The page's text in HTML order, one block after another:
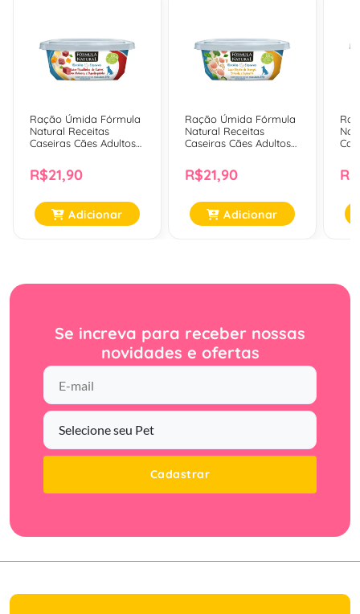
Ração Úmida Fórmula
Natural Receitas
Caseiras Cães Adultos
Com Abóbora E
Mandioquinha 270 Gr
R$21,90
Adicionar
Ração Úmida Fórmula
Natural Receitas
Caseiras Cães Adultos
Brócolis E Espinafre
270 Gr
R$21,90
Adicionar
Se increva para receber nossas
novidades e ofertas
Cadastrar